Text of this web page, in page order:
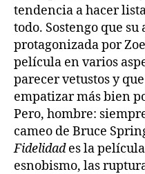
tendencia a hacer
todo. Sostengo que
protagonizada por
película en varios
parecer vetustos y
empatizar más bien
Pero, hombre:
cameo de Bruce
Fidelidades la
esnobismo, las